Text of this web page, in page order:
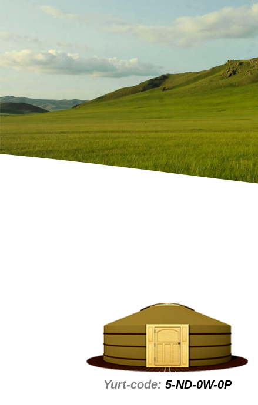
Yurt-code: 5-ND-0W-0P